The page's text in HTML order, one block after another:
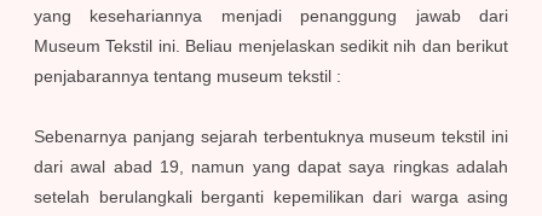
yang kesehariannya menjadi penanggung jawab dari
Museum Tekstil ini. Beliau menjelaskan sedikit nih dan berikut
penjabarannya tentang museum tekstil :
Sebenarnya panjang sejarah terbentuknya museum tekstil ini
dari awal abad 19, namun yang dapat saya ringkas adalah
setelah berulangkali berganti kepemilikan dari warga asing